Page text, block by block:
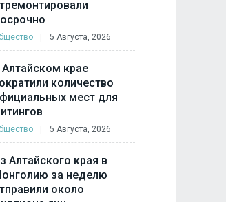
5 Августа, 2026
Алтайском крае
количество
мест для
5 Августа, 2026
Алтайского края в
за неделю
около